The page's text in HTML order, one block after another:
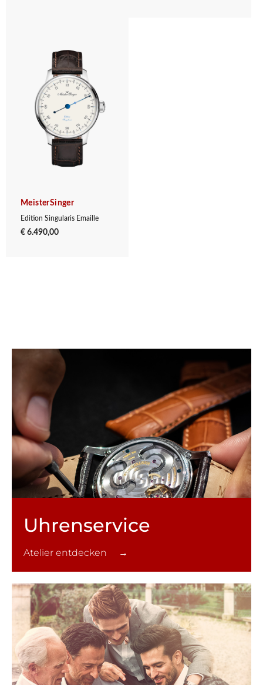
MeisterSinger
Edition Singularis Emaille
€ 6.490,00
Uhren­service
Atelier entdecken →